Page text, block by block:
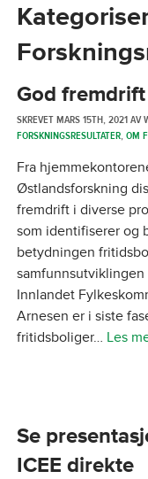
God
SKREVETMARS 15TH, 2021AV
FORSKNINGSRESULTATER,OM
Fra
Østlandsforskning
fremdrift i diverse
som identifiserer og
betydningen
Innlandet
Arnesen er i siste
fritidsboliger… Les
Se
ICEE direkte